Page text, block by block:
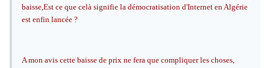
baisse,Est ce que celà signifie la démocratisation d'Internet en Algérie
est enfin lancée ?
A mon avis cette baisse de prix ne fera que compliquer les choses,